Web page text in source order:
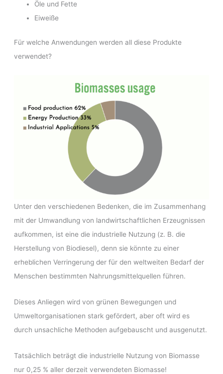
Öle und Fette
Eiweiße
Für welche Anwendungen werden all diese Produkte
verwendet?
Unter den verschiedenen Bedenken, die im Zusammenhang
mit der Umwandlung von landwirtschaftlichen Erzeugnissen
aufkommen, ist eine die industrielle Nutzung (z. B. die
Herstellung von Biodiesel), denn sie könnte zu einer
erheblichen Verringerung der für den weltweiten Bedarf der
Menschen bestimmten Nahrungsmittelquellen führen.
Dieses Anliegen wird von grünen Bewegungen und
Umweltorganisationen stark gefördert, aber oft wird es
durch unsachliche Methoden aufgebauscht und ausgenutzt.
Tatsächlich beträgt die industrielle Nutzung von Biomasse
nur 0,25 % aller derzeit verwendeten Biomasse!